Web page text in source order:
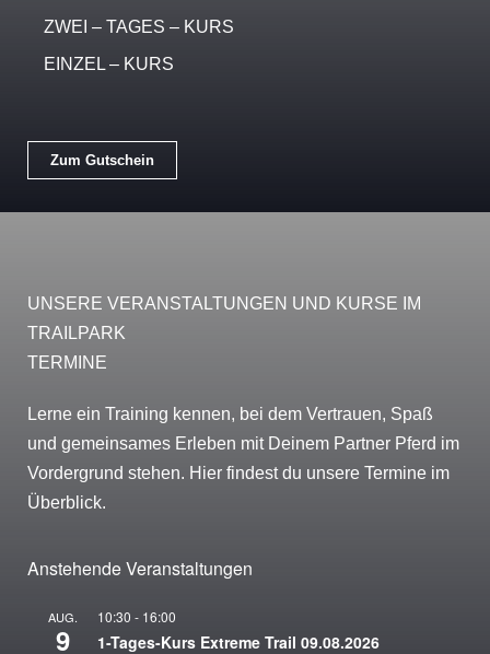
ZWEI – TAGES – KURS​
EINZEL – KURS​
Zum Gutschein
UNSERE VERANSTALTUNGEN UND KURSE IM
TRAILPARK
TERMINE
Lerne ein Training kennen, bei dem Vertrauen, Spaß
und gemeinsames Erleben mit Deinem Partner Pferd im
Vordergrund stehen. Hier findest du unsere Termine im
Überblick.
Anstehende Veranstaltungen
AUG.
9
10:30 - 16:00
1-Tages-Kurs Extreme Trail 09.08.2026